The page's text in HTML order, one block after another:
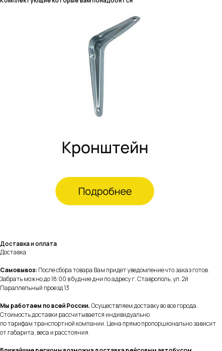
Доставка и оплата
Доставка
Самовывоз: После сбора товара Вам придет уведомление что заказ готов.
Забрать можно до 18:00 в будние дни по адресу г. Ставрополь, ул. 2й
Параллельный проезд 13
Мы работаем по всей России.Осуществляем доставку во все города.
Стоимость доставки рассчитывается индивидуально
по тарифам транспортной компании. Цена прямо пропорционально зависит
от габарита, веса и расстояния.